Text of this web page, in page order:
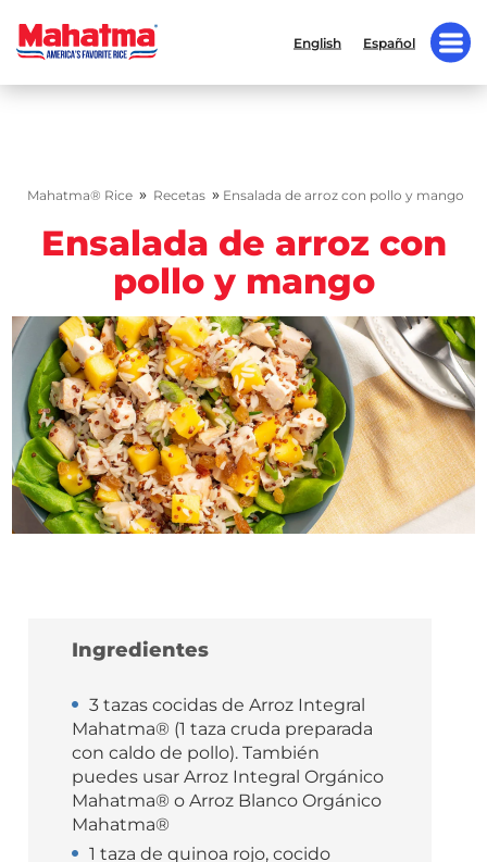
English Español
Mahatma® Rice » Recetas » Ensalada de arroz con pollo y mango
Ensalada de arroz con
pollo y mango
Ingredientes
3 tazas cocidas de Arroz Integral
Mahatma® (1 taza cruda preparada
con caldo de pollo). También
puedes usar Arroz Integral Orgánico
Mahatma® o Arroz Blanco Orgánico
Mahatma®
1 taza de quinoa rojo, cocido